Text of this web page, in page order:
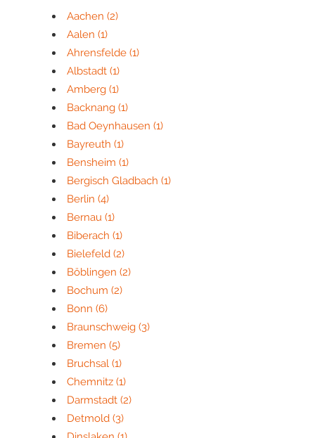
Aachen (2)
Aalen (1)
Ahrensfelde (1)
Albstadt (1)
Amberg (1)
Backnang (1)
Bad Oeynhausen (1)
Bayreuth (1)
Bensheim (1)
Bergisch Gladbach (1)
Berlin (4)
Bernau (1)
Biberach (1)
Bielefeld (2)
Böblingen (2)
Bochum (2)
Bonn (6)
Braunschweig (3)
Bremen (5)
Bruchsal (1)
Chemnitz (1)
Darmstadt (2)
Detmold (3)